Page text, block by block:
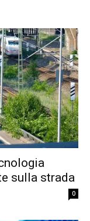
sulla strada
0